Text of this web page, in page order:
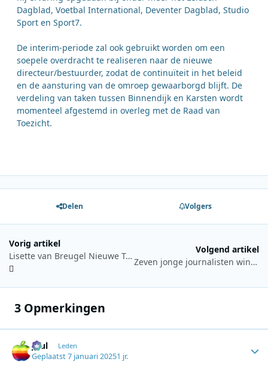
Dagblad, Voetbal International, Deventer Dagblad, Studio
Sport en Sport7.
De interim-periode zal ook gebruikt worden om een
soepele overdracht te realiseren naar de nieuwe
directeur/bestuurder, zodat de continuïteit in het beleid
en de aansturing van de omroep gewaarborgd blijft. De
verdeling van taken tussen Binnendijk en Karsten wordt
momenteel afgestemd in overleg met de Raad van
Toezicht.
Delen Volgers
Vorig artikel
Lisette van Breugel Nieuwe Toezichthouder bij AVROTROS
Volgend artikel
Zeven jonge journalisten winnen News City Academy Awards
3 Opmerkingen
Juul Leden
Geplaatst7 januari 20251 jr.